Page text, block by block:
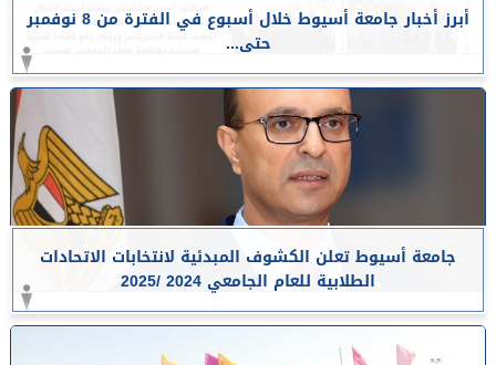
أبرز أخبار جامعة أسيوط خلال أسبوع في الفترة من 8 نوفمبر
حتى...
جامعة أسيوط تعلن الكشوف المبدئية لانتخابات الاتحادات
الطلابية للعام الجامعي 2024 /2025